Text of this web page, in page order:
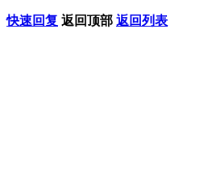
快速回复 返回顶部 返回列表